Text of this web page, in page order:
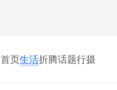
首页生活折腾话题行摄